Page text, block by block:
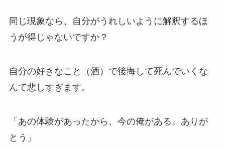
同じ現象なら、自分がうれしいように解釈するほ
うが得じゃないですか？
自分の好きなこと（酒）で後悔して死んでいくな
んて悲しすぎます。
「あの体験があったから、今の俺がある。ありが
とう」